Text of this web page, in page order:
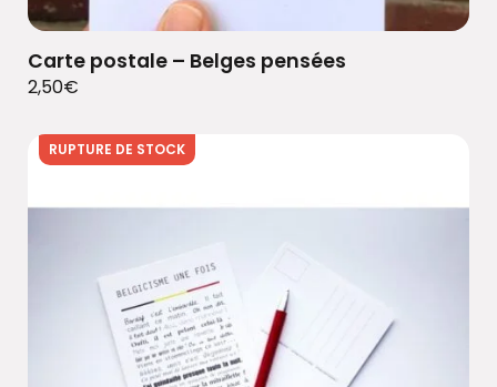
Carte postale – Belges pensées
2,50€
RUPTURE DE STOCK